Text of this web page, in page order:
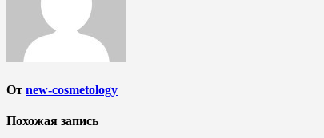
От new-cosmetology
Похожая запись